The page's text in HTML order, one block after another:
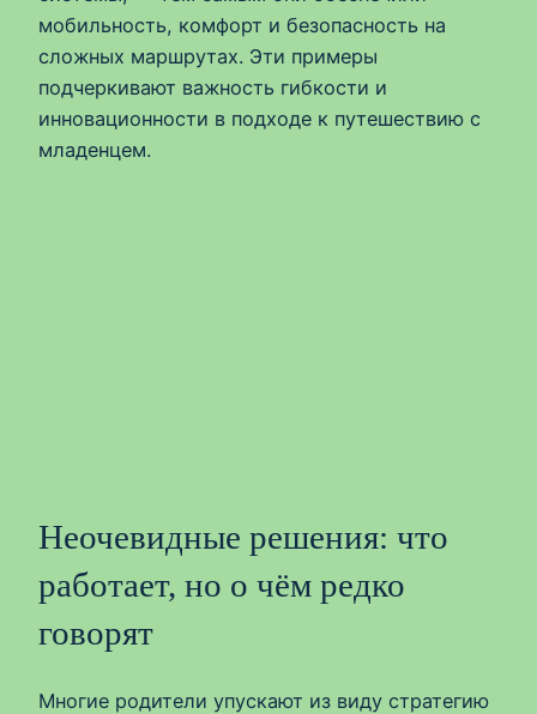
мобильность, комфорт и безопасность на
сложных маршрутах. Эти примеры
подчеркивают важность гибкости и
инновационности в подходе к путешествию с
младенцем.
Неочевидные решения: что
работает, но о чём редко
говорят
Многие родители упускают из виду стратегию